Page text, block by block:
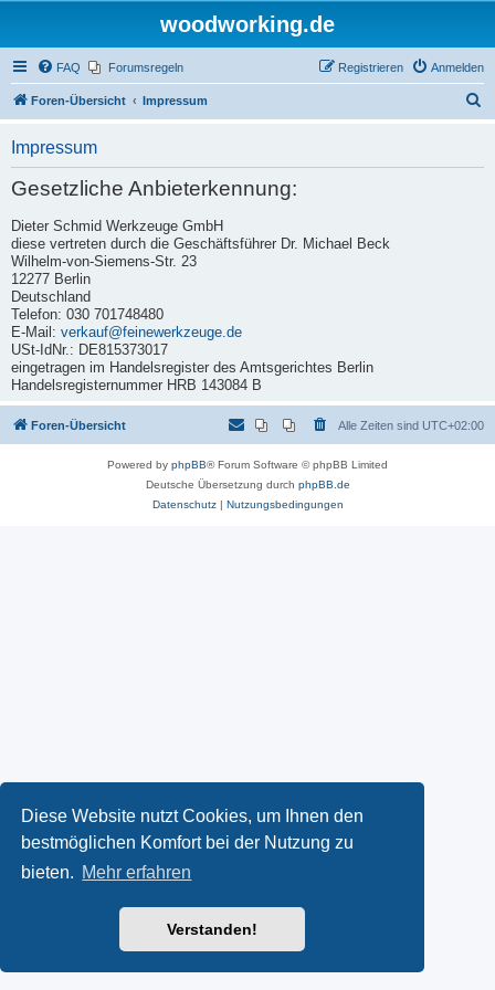
Diese Website nutzt Cookies, um Ihnen den
bestmöglichen Komfort bei der Nutzung zu
bieten. Mehr erfahren
Verstanden!
woodworking.de
FAQ Forumsregeln Anmelden
Registrieren
Foren-Übersicht Impressum
Impressum
Gesetzliche Anbieterkennung:
Dieter Schmid Werkzeuge GmbH
diese vertreten durch die Geschäftsführer Dr. Michael Beck
Wilhelm-von-Siemens-Str. 23
12277 Berlin
Deutschland
Telefon: 030 701748480
E-Mail: verkauf@feinewerkzeuge.de
USt-IdNr.: DE815373017
eingetragen im Handelsregister des Amtsgerichtes Berlin
Handelsregisternummer HRB 143084 B
Foren-Übersicht Alle Zeiten sind UTC+02:00
Powered by phpBB® Forum Software © phpBB Limited
Deutsche Übersetzung durch phpBB.de
Datenschutz| Nutzungsbedingungen